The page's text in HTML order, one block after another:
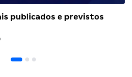
publicados e previstos